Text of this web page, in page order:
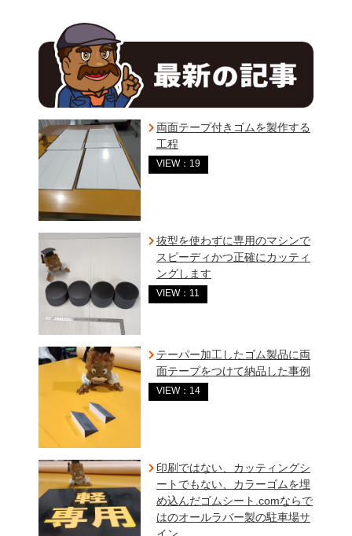
両面テープ付きゴムを製作する
工程
VIEW：19
抜型を使わずに専用のマシンで
スピーディかつ正確にカッティ
ングします
VIEW：11
テーパー加工したゴム製品に両
面テープをつけて納品した事例
VIEW：14
印刷ではない、カッティングシ
ートでもない、カラーゴムを埋
め込んだゴムシート.comならで
はのオールラバー製の駐車場サ